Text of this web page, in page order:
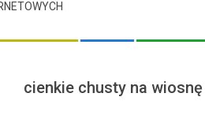
cienkie chusty na wiosnę